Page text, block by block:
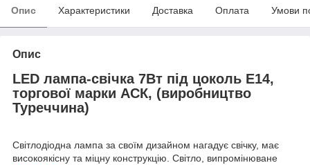
Опис Характеристики Доставка Оплата Умови
Опис
LED лампа-свічка 7Вт під цоколь Е14,
торгової марки АСК, (виробництво
Туреччина)
Світлодіодна лампа за своїм дизайном нагадує свічку, має
високоякісну та міцну конструкцію. Світло, випромінюване